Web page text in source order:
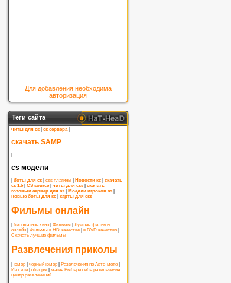
Для добавления необходима
авторизация
Теги сайта
читы для cs cs сервера|
скачать SAMP
cs модели
боты для cs css плагины Новости кс
скачать
cs 1.6| CS source| читы для css
скачать
готовый сервер для cs
Моедли игроков cs
новые боты для кс
карты для css
Фильмы онлайн
бесплатное кино Фильмы
Лучшие фильмы
онлайн
Фильмы в HD качестве в DVD качество
Скачать лучшие фильмы
Развлечения приколы
юмор черный юмор Развлечения по Авто-мото
Из сети
обзоры магия Выбери себе развлечения
центр развлечений